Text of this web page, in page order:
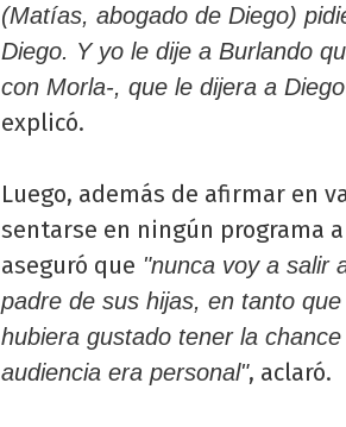
(Matías, abogado de Diego)
Diego. Y yo le dije a Burlando
con Morla-, que le dijera a
explicó.
Luego, además de afirmar en
sentarse en ningún programa
aseguró que "nunca voy a salir
padre de sus hijas, en tanto
hubiera gustado tener la
audiencia era personal", aclaró.